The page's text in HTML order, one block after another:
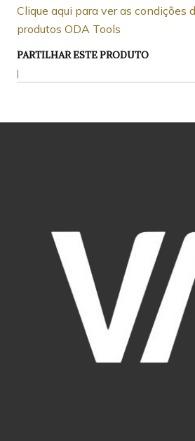
Clique aqui para ver as condições
produtos ODA Tools
PARTILHAR ESTE PRODUTO
|